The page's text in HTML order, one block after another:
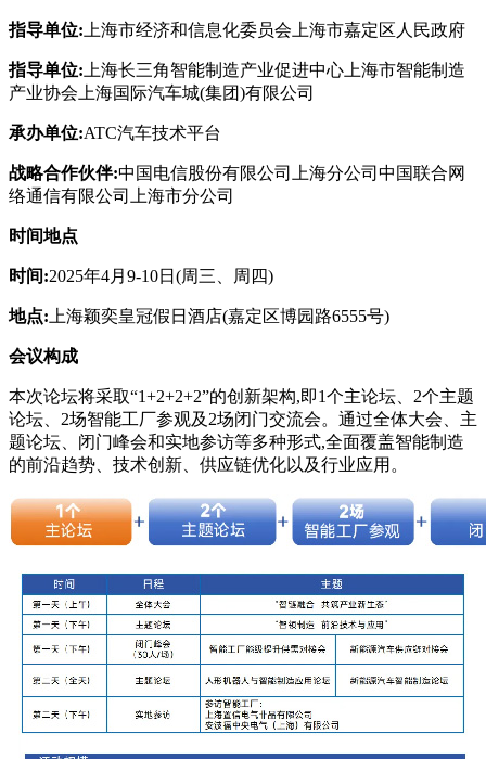
指导单位: 上海市经济和信息化委员会上海市嘉定区人民政府
指导单位: 上海长三角智能制造产业促进中心上海市智能制造
产业协会上海国际汽车城(集团)有限公司
承办单位:ATC汽车技术平台
战略合作伙伴:中国电信股份有限公司上海分公司中国联合网
络通信有限公司上海市分公司
时间地点
时间:2025年4月9-10日(周三、周四)
地点: 上海颖奕皇冠假日酒店(嘉定区博园路6555号)
会议构成
本次论坛将采取“1+2+2+2”的创新架构,即1个主论坛、2个主题
论坛、2场智能工厂参观及2场闭门交流会。通过全体大会、主
题论坛、闭门峰会和实地参访等多种形式,全面覆盖智能制造
的前沿趋势、技术创新、供应链优化以及行业应用。